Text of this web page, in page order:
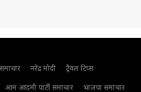
नरेंद्र मोदी
ट्रैवल टिप्स
आम आदमी पार्टी समाचार भाजपा समाचार